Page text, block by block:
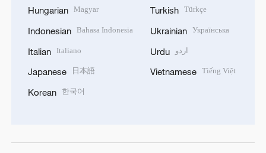
Hungarian Magyar
Indonesian Bahasa Indonesia
Italian Italiano
Japanese 日本語
Korean 한국어
Turkish Türkçe
Ukrainian Українська
Urdu اردو
Vietnamese Tiếng Việt